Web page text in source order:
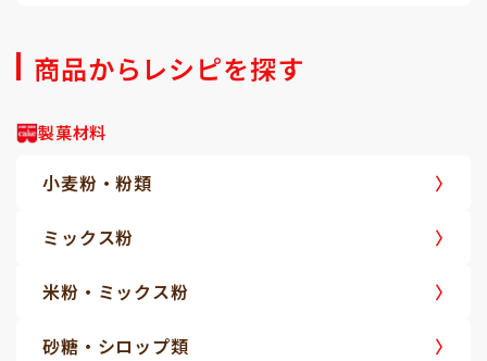
商品からレシピを探す
製菓材料
小麦粉・粉類
ミックス粉
米粉・ミックス粉
砂糖・シロップ類